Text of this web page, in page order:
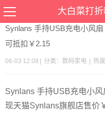
大白菜打
当前位置： 优惠>数码家电>
Synlans 手持USB充电小风
可抵扣￥2.15
06-03 12:08 分类： 数码家电 热
Synlans 手持USB充电小风
现天猫Synlans旗舰店售价